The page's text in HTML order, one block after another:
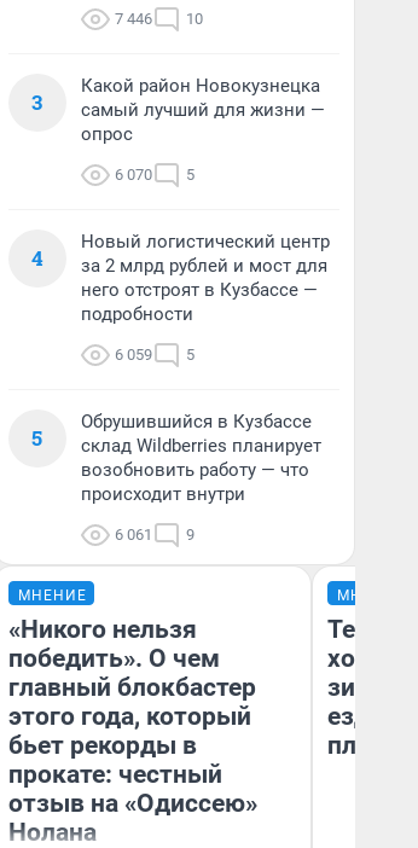
7 446 10
3
Какой район Новокузнецка
самый лучший для жизни —
опрос
6 070 5
4
Новый логистический центр
за 2 млрд рублей и мост для
него отстроят в Кузбассе —
подробности
6 059 5
5
Обрушившийся в Кузбассе
склад Wildberries планирует
возобновить работу — что
происходит внутри
6 061 9
МНЕНИЕ
«Никого нельзя
победить». О чем
главный блокбастер
этого года, который
бьет рекорды в
прокате: честный
отзыв на «Одиссею»
Нолана
МНЕНИЕ
Тепло
зимой.
ездит
плюсы